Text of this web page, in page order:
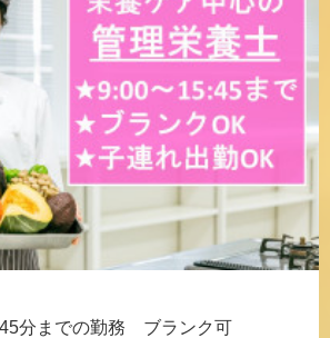
分までの勤務 ブランク可